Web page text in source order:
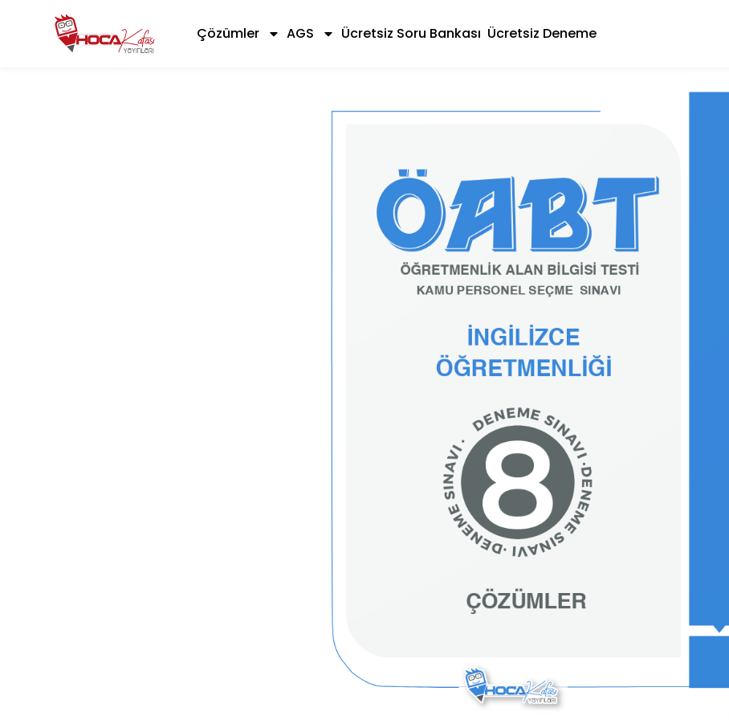
Çözümler AGS Ücretsiz Soru Bankası Ücretsiz Deneme